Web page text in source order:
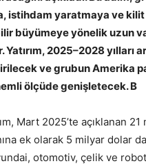
istihdam yaratmaya ve
büyümeye yönelik uzun
2025–2028 yılları
ve grubun Amerika
ölçüde genişletecek. B
Mart 2025’te açıklanan
ek olarak 5 milyar dolar
otomotiv, çelik ve